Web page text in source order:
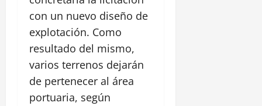
con un nuevo diseño de
explotación. Como
resultado del mismo,
varios terrenos dejarán
de pertenecer al área
portuaria, según